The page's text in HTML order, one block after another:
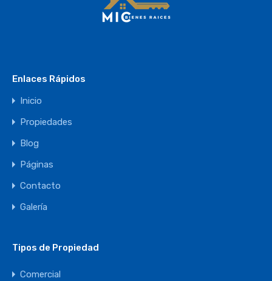
Enlaces Rápidos
Inicio
Propiedades
Blog
Páginas
Contacto
Galería
Tipos de Propiedad
Comercial